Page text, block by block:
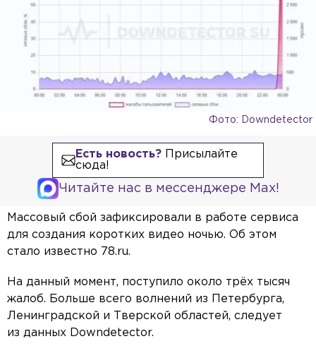
Фото: Downdetector
Есть новость?Присылайте
сюда!
Читайте нас в мессенджере Max!
Массовый сбой зафиксировали в работе сервиса
для создания коротких видео ночью. Об этом
стало известно 78.ru.
На данный момент, поступило около трёх тысяч
жалоб. Больше всего волнений из Петербурга,
Ленинградской и Тверской областей, следует
из данных Downdetector.